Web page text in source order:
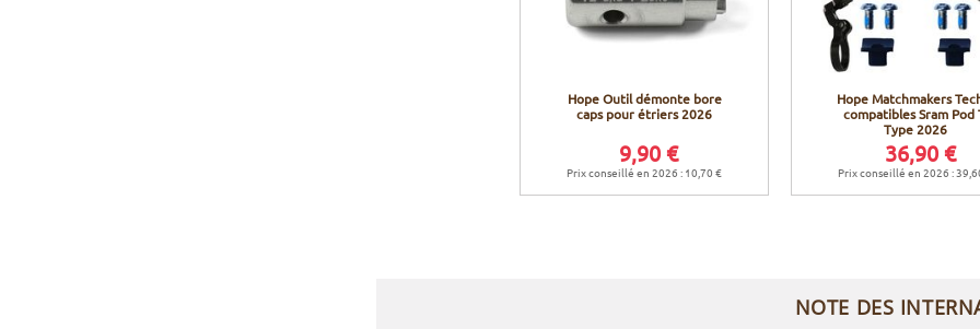
Hope Outil démonte bore
caps pour étriers 2026
9,90 €
Prix conseillé en 2026 : 10,70 €
Hope Matchmakers
compatibles Sram Pod
Type 2026
36,90 €
Prix conseillé en 2026 :
NOTE DES